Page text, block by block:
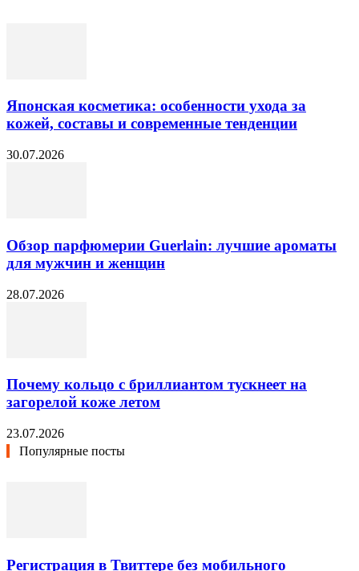
Японская косметика: особенности ухода за
кожей, составы и современные тенденции
30.07.2026
Обзор парфюмерии Guerlain: лучшие ароматы
для мужчин и женщин
28.07.2026
Почему кольцо с бриллиантом тускнеет на
загорелой коже летом
23.07.2026
Популярные посты
Регистрация в Твиттере без мобильного